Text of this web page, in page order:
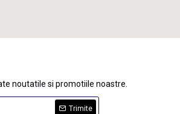
noutatile si promotiile noastre.
Trimite